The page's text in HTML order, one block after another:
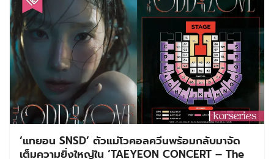
‘แทยอน SNSD’ ตัวแม่โวคอลควีนพร้อมกลับมาจัด
เต็มความยิ่งใหญ่ใน ‘TAEYEON CONCERT – The